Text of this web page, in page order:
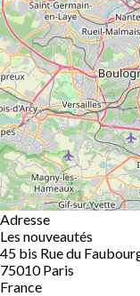
Adresse
Les nouveautés
45 bis Rue du
75010 Paris
France